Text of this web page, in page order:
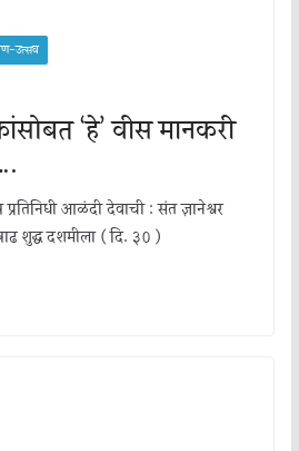
उत्सव
‘हे’ वीस मानकरी
आळंदी देवाची : संत ज्ञानेश्वर
शुद्ध दशमीला ( दि. ३० )